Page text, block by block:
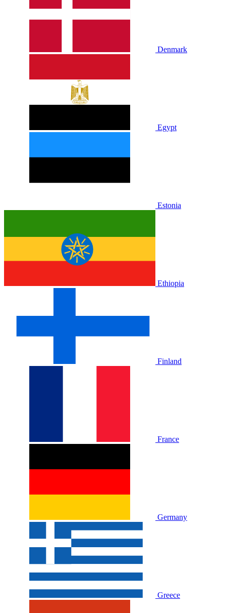
Denmark
Egypt
Estonia
Ethiopia
Finland
France
Germany
Greece